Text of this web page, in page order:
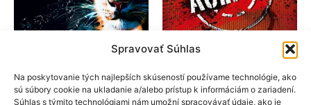
Spravovať Súhlas
Na poskytovanie tých najlepších skúseností používame technológie, ako
sú súbory cookie na ukladanie a/alebo prístup k informáciám o zariadení.
Súhlas s týmito technológiami nám umožní spracovávať údaje, ako je
stránke
produktu.
na
Poťahy na rakety Poťahy na rakety